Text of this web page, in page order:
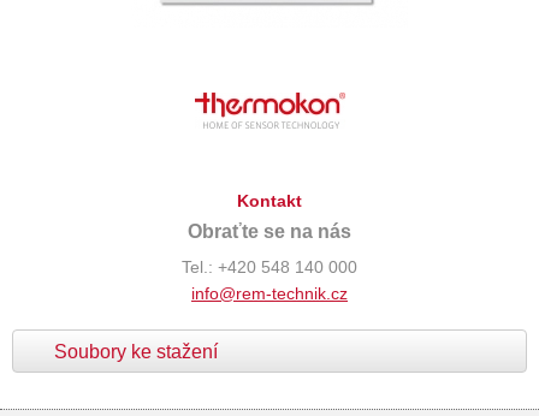
Kontakt
Obraťte se na nás
Tel.: +420 548 140 000
info@rem-technik.cz
Soubory ke stažení